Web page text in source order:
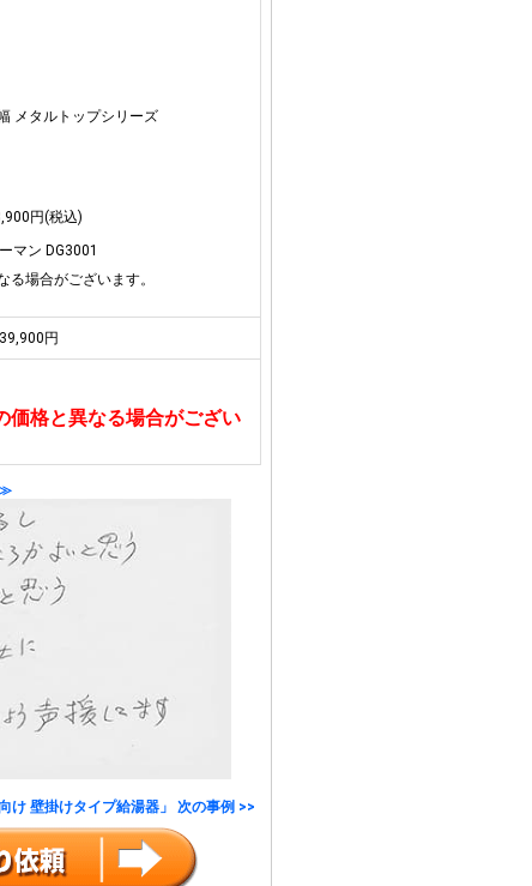
メタルトップシリーズ
円(税込)
マン DG3001
場合がございます。
円
価格と異なる場合がござい
≫
向け 壁掛けタイプ給湯器」 次の事例 >>